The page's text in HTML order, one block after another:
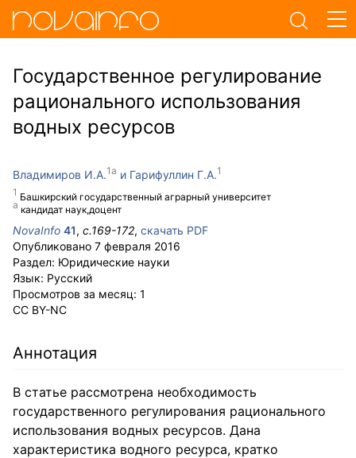
Государственное регулирование
рационального использования
водных ресурсов
Владимиров И.А.
Башкирский государственный аграрный университет
кандидат наук,доцент
Гарифуллин Г.А.
NovaInfo 41, с.169-172, скачать PDF
Опубликовано 7 февраля 2016
Раздел: Юридические науки
Язык: Русский
Просмотров за месяц: 1
CC BY-NC
Аннотация
В статье рассмотрена необходимость
государственного регулирования рационального
использования водных ресурсов. Дана
характеристика водного ресурса, кратко